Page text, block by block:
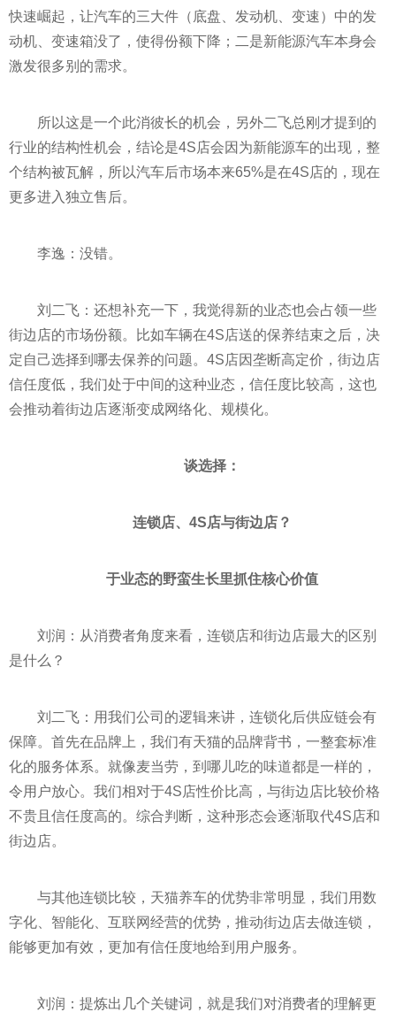
快速崛起，让汽车的三大件（底盘、发动机、变速）中的发
动机、变速箱没了，使得份额下降；二是新能源汽车本身会
激发很多别的需求。
所以这是一个此消彼长的机会，另外二飞总刚才提到的
行业的结构性机会，结论是4S店会因为新能源车的出现，整
个结构被瓦解，所以汽车后市场本来65%是在4S店的，现在
更多进入独立售后。
李逸：没错。
刘二飞：还想补充一下，我觉得新的业态也会占领一些
街边店的市场份额。比如车辆在4S店送的保养结束之后，决
定自己选择到哪去保养的问题。4S店因垄断高定价，街边店
信任度低，我们处于中间的这种业态，信任度比较高，这也
会推动着街边店逐渐变成网络化、规模化。
谈选择：
连锁店、4S店与街边店？
于业态的野蛮生长里抓住核心价值
刘润：从消费者角度来看，连锁店和街边店最大的区别
是什么？
刘二飞：用我们公司的逻辑来讲，连锁化后供应链会有
保障。首先在品牌上，我们有天猫的品牌背书，一整套标准
化的服务体系。就像麦当劳，到哪儿吃的味道都是一样的，
令用户放心。我们相对于4S店性价比高，与街边店比较价格
不贵且信任度高的。综合判断，这种形态会逐渐取代4S店和
街边店。
与其他连锁比较，天猫养车的优势非常明显，我们用数
字化、智能化、互联网经营的优势，推动街边店去做连锁，
能够更加有效，更加有信任度地给到用户服务。
刘润：提炼出几个关键词，就是我们对消费者的理解更